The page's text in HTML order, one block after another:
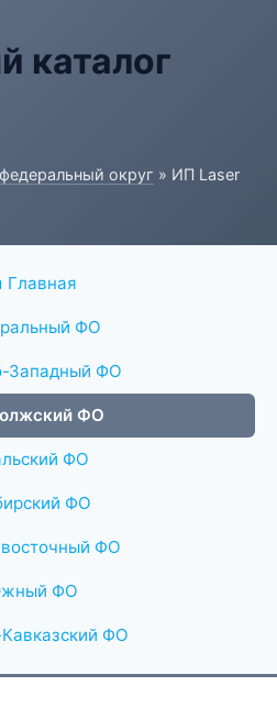
каталог
округ » ИП Laser
Главная
ФО
Западный ФО
ФО
ФО
ФО
ФО
ФО
ФО